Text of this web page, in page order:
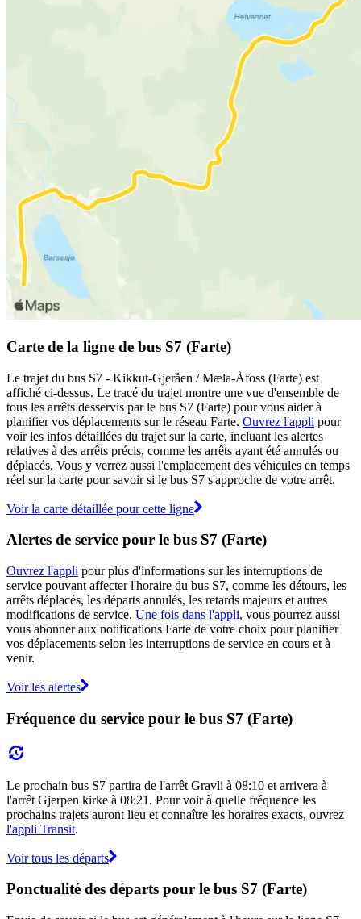
Carte de la ligne de bus S7 (Farte)
Le trajet du bus S7 - Kikkut-Gjeråen / Mæla-Åfoss (Farte) est
affiché ci-dessus. Le tracé du trajet montre une vue d'ensemble de
tous les arrêts desservis par le bus S7 (Farte) pour vous aider à
planifier vos déplacements sur le réseau Farte. Ouvrez l'appli pour
voir les infos détaillées du trajet sur la carte, incluant les alertes
relatives à des arrêts précis, comme les arrêts ayant été annulés ou
déplacés. Vous y verrez aussi l'emplacement des véhicules en temps
réel sur la carte pour savoir si le bus S7 s'approche de votre arrêt.
Voir la carte détaillée pour cette ligne
Alertes de service pour le bus S7 (Farte)
Ouvrez l'appli pour plus d'informations sur les interruptions de
service pouvant affecter l'horaire du bus S7, comme les détours, les
arrêts déplacés, les départs annulés, les retards majeurs et autres
modifications de service. Une fois dans l'appli, vous pourrez aussi
vous abonner aux notifications Farte de votre choix pour planifier
vos déplacements selon les interruptions de service en cours et à
venir.
Voir les alertes
Fréquence du service pour le bus S7 (Farte)
Le prochain bus S7 partira de l'arrêt Gravli à 08:10 et arrivera à
l'arrêt Gjerpen kirke à 08:21. Pour voir à quelle fréquence les
prochains trajets auront lieu et connaître les horaires exacts, ouvrez
l'appli Transit.
Voir tous les départs
Ponctualité des départs pour le bus S7 (Farte)